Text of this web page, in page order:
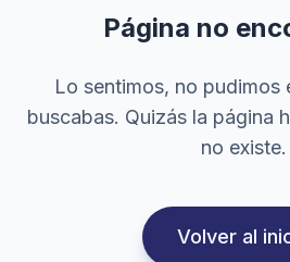
Página no
Lo sentimos, no pudimos
buscabas. Quizás la página
no existe.
Volver al